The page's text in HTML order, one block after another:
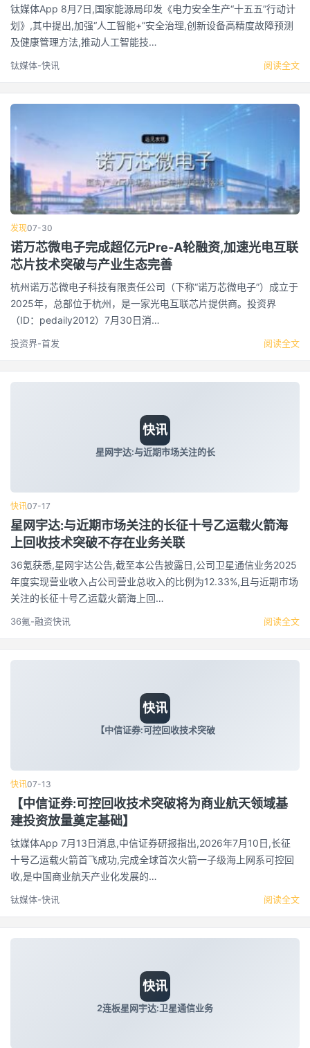
钛媒体App 8月7日,国家能源局印发《电力安全生产“十五五”行动计
划》,其中提出,加强“人工智能+”安全治理,创新设备高精度故障预测
及健康管理方法,推动人工智能技…
钛媒体-快讯 阅读全文
发现07-30
诺万芯微电子完成超亿元Pre-A轮融资,加速光电互联
芯片技术突破与产业生态完善
杭州诺万芯微电子科技有限责任公司（下称“诺万芯微电子”）成立于
2025年，总部位于杭州，是一家光电互联芯片提供商。投资界
（ID：pedaily2012）7月30日消…
投资界-首发 阅读全文
快讯
星网宇达:与近期市场关注的长
快讯07-17
星网宇达:与近期市场关注的长征十号乙运载火箭海
上回收技术突破不存在业务关联
36氪获悉,星网宇达公告,截至本公告披露日,公司卫星通信业务2025
年度实现营业收入占公司营业总收入的比例为12.33%,且与近期市场
关注的长征十号乙运载火箭海上回…
36氪-融资快讯 阅读全文
快讯
【中信证券:可控回收技术突破
快讯07-13
【中信证券:可控回收技术突破将为商业航天领域基
建投资放量奠定基础】
钛媒体App 7月13日消息,中信证券研报指出,2026年7月10日,长征
十号乙运载火箭首飞成功,完成全球首次火箭一子级海上网系可控回
收,是中国商业航天产业化发展的…
钛媒体-快讯 阅读全文
快讯
2连板星网宇达:卫星通信业务